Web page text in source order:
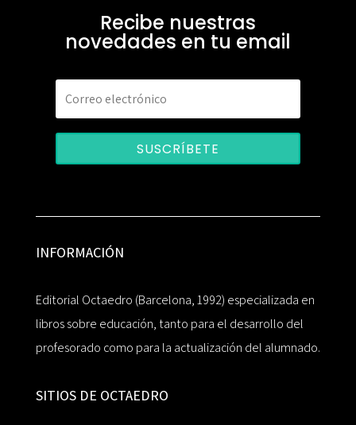
Recibe nuestras
novedades en tu email
SUSCRÍBETE
INFORMACIÓN
Editorial Octaedro (Barcelona, 1992) especializada en
libros sobre educación, tanto para el desarrollo del
profesorado como para la actualización del alumnado.
SITIOS DE OCTAEDRO